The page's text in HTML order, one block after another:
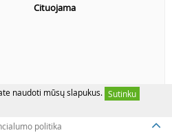
naudoti mūsų slapukus. Sutinku
Cituojama
politika